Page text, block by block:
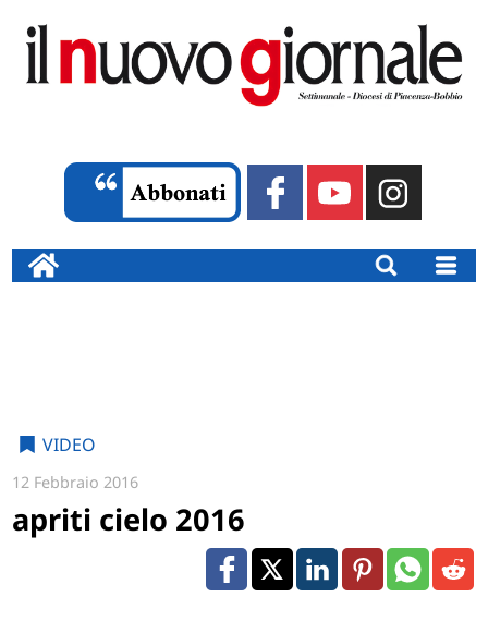
VIDEO
12 Febbraio 2016
apriti cielo 2016